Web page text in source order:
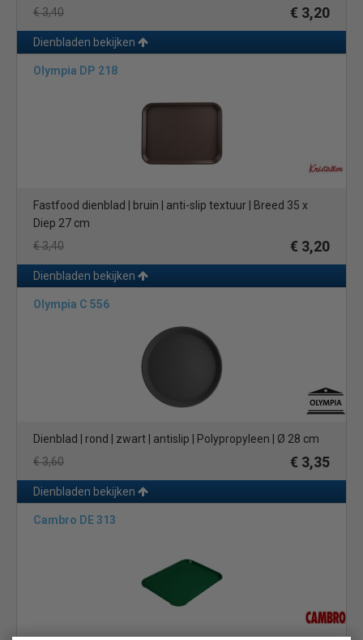
€ 3,40
€ 3,20
Dienbladen bekijken
Olympia DP 218
Fastfood dienblad | bruin | anti-slip textuur | Breed 35 x
Diep 27 cm
€ 3,40
€ 3,20
Dienbladen bekijken
Olympia C 556
Dienblad | rond | zwart | antislip | Polypropyleen | Ø 28 cm
€ 3,60
€ 3,35
Dienbladen bekijken
Cambro DE 313